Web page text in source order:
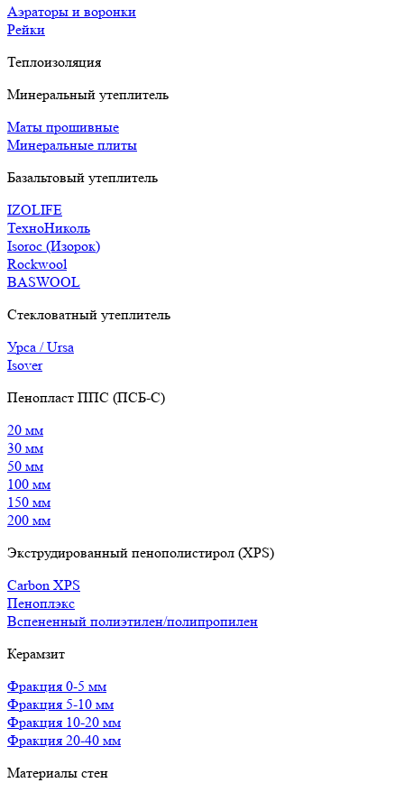
Аэраторы и воронки
Рейки
Теплоизоляция
Минеральный утеплитель
Маты прошивные
Минеральные плиты
Базальтовый утеплитель
IZOLIFE
ТехноНиколь
Isoroc (Изорок)
Rockwool
BASWOOL
Стекловатный утеплитель
Урса / Ursa
Isover
Пенопласт ППС (ПСБ-С)
20 мм
30 мм
50 мм
100 мм
150 мм
200 мм
Экструдированный пенополистирол (XPS)
Carbon XPS
Пеноплэкс
Вспененный полиэтилен/полипропилен
Керамзит
Фракция 0-5 мм
Фракция 5-10 мм
Фракция 10-20 мм
Фракция 20-40 мм
Материалы стен